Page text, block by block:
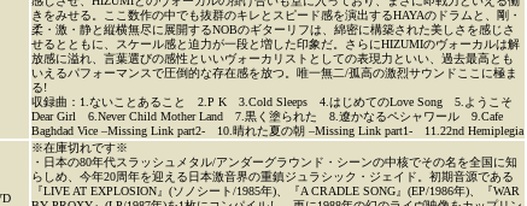
きをみせる。ここ数作の中でも抜群のキレとスピード感を演出するHAYAのドラムと、剛・
柔・激・静と縦横無尽に展開するNOBのギターリフは、綿密に構築された美しさを感じさ
せるとともに、スケール感と迫力が一段と増した印象だ。さらにHIZUMIのヴォーカルは解
放感に溢れ、言葉選びの感性といいヴォーカリストとしての表現力といい、過去最高とも
いえるパフォーマンスで圧倒的な存在感を放つ。唯一無二/孤高の激烈サウンドここに極ま
る!
収録曲：1.ないことあること 2.P K 3.Cold Sleeps 4.はじめてのLove Song 5.ようこそ
Dear Girl 6.Never Child Mother Land 7.黒く塗られた 8.遼かなるペシャワール 9.Cafe
Baghdad Vice –Missing Link part2- 10.晴れた夏の朝 –Missing Link part1- 11.22nd Hemiplegia
※在庫切れです※
・日本の80年代スラッシュメタル/アンダーグラウンド・シーンの中核でその名を全国に知
らしめ、今年20周年を迎える日本激音界の重鎮ジュラシック・ジェイド。初期音源である
『LIVE AT EXPLOSION』(ソノシート/1985年)、『A CRADLE SONG』(EP/1986年)、『WAR